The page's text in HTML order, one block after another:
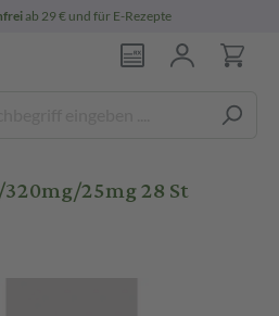
ab 29 € und für E-Rezepte
25mg 28 St